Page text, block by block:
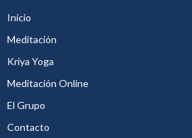
Inicio
Meditación
Kriya Yoga
Meditación Online
El Grupo
Contacto